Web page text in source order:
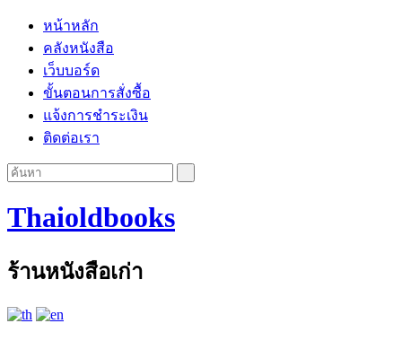
หน้าหลัก
คลังหนังสือ
เว็บบอร์ด
ขั้นตอนการสั่งซื้อ
แจ้งการชำระเงิน
ติดต่อเรา
Thaioldbooks
ร้านหนังสือเก่า